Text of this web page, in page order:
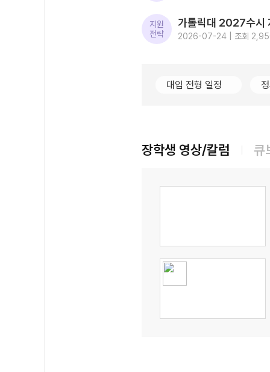
지원
전략
2026-07-24 | 조회
대입 전형 일정
장학생 영상/칼럼 큐